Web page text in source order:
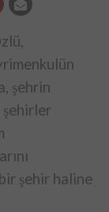
şehrin
şehir haline